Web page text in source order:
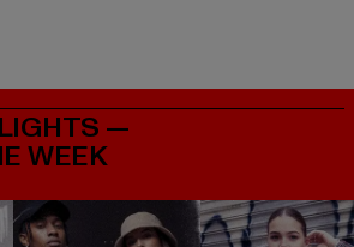
—
DEALS OF THE WEEK